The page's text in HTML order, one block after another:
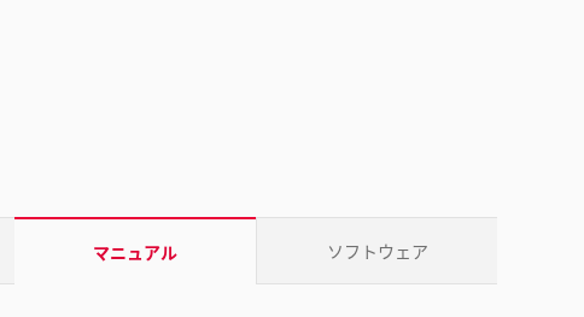
マニュアル ソフトウェア